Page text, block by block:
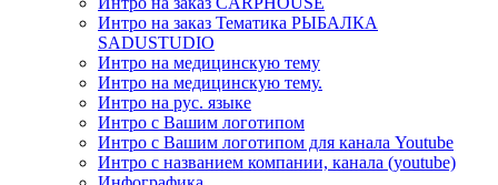
Интро на заказ Тематика РЫБАЛКА
SADUSTUDIO
Интро на медицинскую тему
Интро на медицинскую тему.
Интро на рус. языке
Интро с Вашим логотипом
Интро с Вашим логотипом для канала Youtube
Интро с названием компании, канала (youtube)